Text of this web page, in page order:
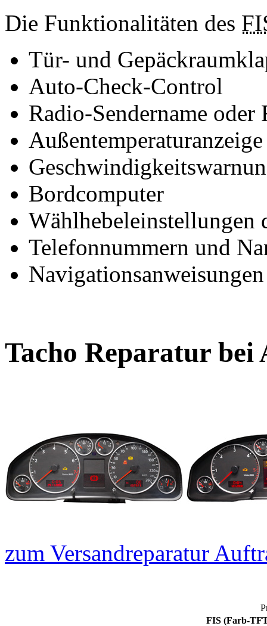
Die Funktionalitäten des
Tür- und
Auto-Check-Control
Radio-Sendername oder
Bordcomputer
Wählhebeleinstellungen
Telefonnummern und
Navigationsanweisungen
Tacho Reparatur bei
zum Versandreparatur
FIS (Farb-